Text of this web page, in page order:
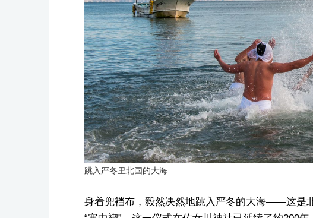
跳入严冬里北国的大海
身着兜裆布，毅然决然地跳入严冬的大海——这是